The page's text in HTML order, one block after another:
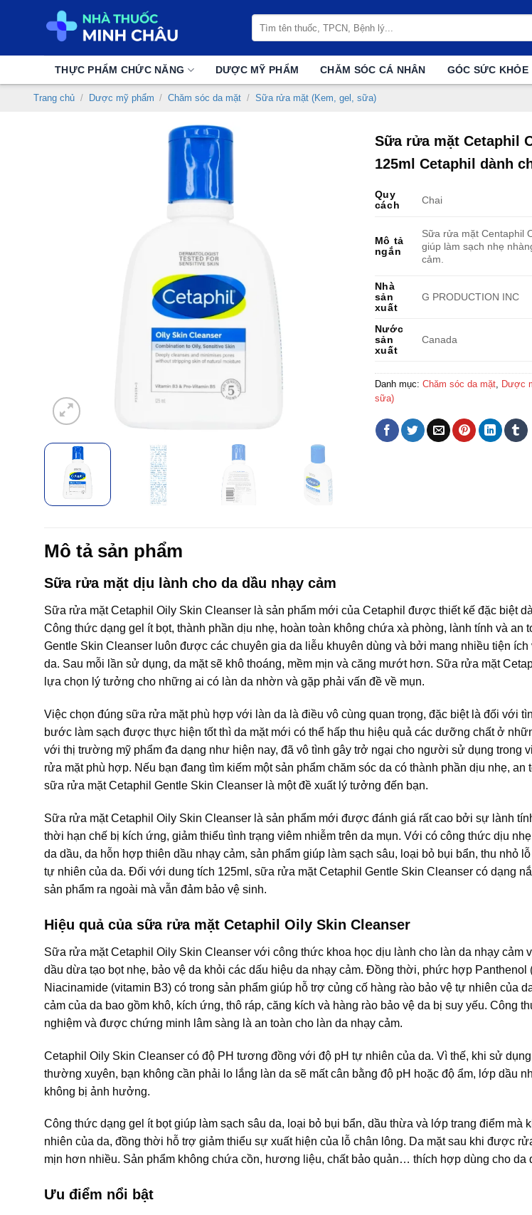
kiếm:
THỰC PHẨM CHỨC NĂNG DƯỢC MỸ PHẨM CHĂM SÓC CÁ NHÂN GÓC SỨC KHỎE
Trang chủ / Dược mỹ phẩm / Chăm sóc da mặt / Sữa rửa mặt (Kem, gel, sữa)
Sữa rửa mặt Cetaphil
125ml Cetaphil dành
Quy
cách
Chai
Mô tả
ngắn
Sữa rửa mặt Centaphil
giúp làm sạch nhẹ
cảm.
Nhà
sản
xuất
G PRODUCTION INC
Nước
sản
xuất
Canada
Danh mục: Chăm sóc da mặt, Dược
sữa)
Mô tả sản phẩm
Sữa rửa mặt dịu lành cho da dầu nhạy cảm
Sữa rửa mặt Cetaphil Oily Skin Cleanser là sản phẩm mới của Cetaphil được thiết kế đặc biệt
Công thức dạng gel ít bọt, thành phần dịu nhẹ, hoàn toàn không chứa xà phòng, lành tính và an
Gentle Skin Cleanser luôn được các chuyên gia da liễu khuyên dùng và bởi mang nhiều tiện
da. Sau mỗi lần sử dụng, da mặt sẽ khô thoáng, mềm mịn và căng mướt hơn. Sữa rửa mặt
lựa chọn lý tưởng cho những ai có làn da nhờn và gặp phải vấn đề về mụn.
Việc chọn đúng sữa rửa mặt phù hợp với làn da là điều vô cùng quan trọng, đặc biệt là đối với
bước làm sạch được thực hiện tốt thì da mặt mới có thể hấp thu hiệu quả các dưỡng chất ở
với thị trường mỹ phẩm đa dạng như hiện nay, đã vô tình gây trở ngại cho người sử dụng trong
rửa mặt phù hợp. Nếu bạn đang tìm kiếm một sản phẩm chăm sóc da có thành phần dịu nhẹ, an
sữa rửa mặt Cetaphil Gentle Skin Cleanser là một đề xuất lý tưởng đến bạn.
Sữa rửa mặt Cetaphil Oily Skin Cleanser là sản phẩm mới được đánh giá rất cao bởi sự lành
thời hạn chế bị kích ứng, giảm thiểu tình trạng viêm nhiễm trên da mụn. Với có công thức dịu
da dầu, da hỗn hợp thiên dầu nhạy cảm, sản phẩm giúp làm sạch sâu, loại bỏ bụi bẩn, thu nhỏ
tự nhiên của da. Đối với dung tích 125ml, sữa rửa mặt Cetaphil Gentle Skin Cleanser có dạng
sản phẩm ra ngoài mà vẫn đảm bảo vệ sinh.
Hiệu quả của sữa rửa mặt Cetaphil Oily Skin Cleanser
Sữa rửa mặt Cetaphil Oily Skin Cleanser với công thức khoa học dịu lành cho làn da nhạy cảm
dầu dừa tạo bọt nhẹ, bảo vệ da khỏi các dấu hiệu da nhạy cảm. Đồng thời, phức hợp Panthenol
Niacinamide (vitamin B3) có trong sản phẩm giúp hỗ trợ củng cố hàng rào bảo vệ tự nhiên của
cảm của da bao gồm khô, kích ứng, thô ráp, căng kích và hàng rào bảo vệ da bị suy yếu. Công
nghiệm và được chứng minh lâm sàng là an toàn cho làn da nhạy cảm.
Cetaphil Oily Skin Cleanser có độ PH tương đồng với độ pH tự nhiên của da. Vì thế, khi sử
thường xuyên, bạn không cần phải lo lắng làn da sẽ mất cân bằng độ pH hoặc độ ẩm, lớp dầu
không bị ảnh hưởng.
Công thức dạng gel ít bọt giúp làm sạch sâu da, loại bỏ bụi bẩn, dầu thừa và lớp trang điểm mà
nhiên của da, đồng thời hỗ trợ giảm thiểu sự xuất hiện của lỗ chân lông. Da mặt sau khi được
mịn hơn nhiều. Sản phẩm không chứa cồn, hương liệu, chất bảo quản… thích hợp dùng cho da
Ưu điểm nổi bật